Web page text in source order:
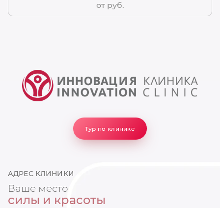
от руб.
Тур по клинике
АДРЕС КЛИНИКИ
Ваше место
силы и красоты